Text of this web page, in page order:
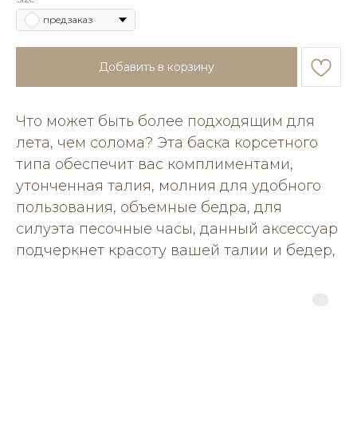
предзаказ
Добавить в корзину
Что может быть более подходящим для
лета, чем солома? Эта баска корсетного
типа обеспечит вас комплиментами,
утонченная талия, молния для удобного
пользования, объемные бедра, для
силуэта песочные часы, данный аксессуар
подчеркнет красоту вашей талии и бедер,